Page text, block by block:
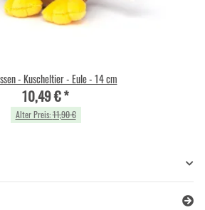
- Kuscheltier - Eule - 14 cm
10,49 €*
Alter Preis:11,90 €